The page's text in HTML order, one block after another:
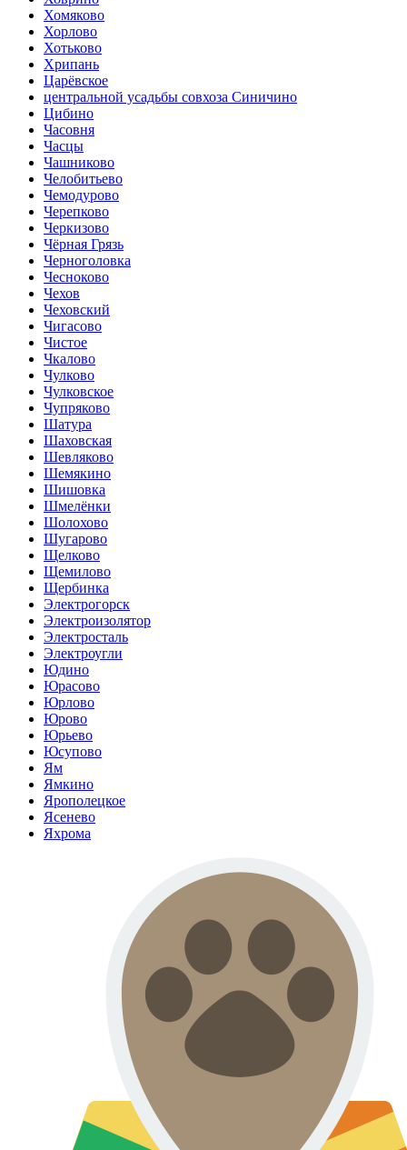
Хомяково
Хорлово
Хотьково
Хрипань
Царёвское
центральной усадьбы совхоза Синичино
Цибино
Часовня
Часцы
Чашниково
Челобитьево
Чемодурово
Черепково
Черкизово
Чёрная Грязь
Черноголовка
Чесноково
Чехов
Чеховский
Чигасово
Чистое
Чкалово
Чулково
Чулковское
Чупряково
Шатура
Шаховская
Шевляково
Шемякино
Шишовка
Шмелёнки
Шолохово
Шугарово
Щелково
Щемилово
Щербинка
Электрогорск
Электроизолятор
Электросталь
Электроугли
Юдино
Юрасово
Юрлово
Юрово
Юрьево
Юсупово
Ям
Ямкино
Ярополецкое
Ясенево
Яхрома